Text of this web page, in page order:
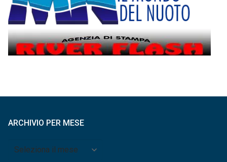
ARCHIVIO PER MESE
Archivio